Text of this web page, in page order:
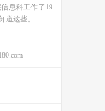
息科工作了19
道这些。